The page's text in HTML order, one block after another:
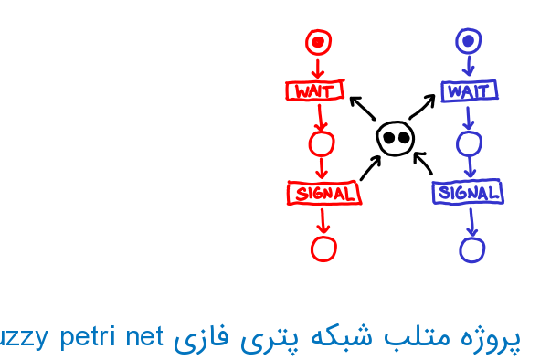
نفوذ
شبکه
عصبی
MLP
پروژه متلب شبکه پتری فازی fuzzy petri net